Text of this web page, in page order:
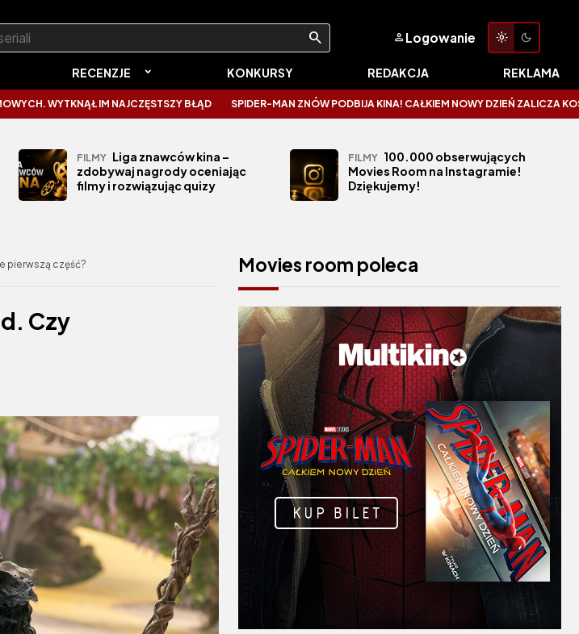
Logowanie
RECENZJE KONKURSY REDAKCJA REKLAMA
IM NAJCZĘSTSZY BŁĄD SPIDER-MAN ZNÓW PODBIJA KINA! CAŁKIEM NOWY DZIEŃ ZALICZA KOSMICZNE
FILMY Liga znawców kina –
zdobywaj nagrody oceniając
filmy i rozwiązując quizy
FILMY 100.000 obserwujących
Movies Room na Instagramie!
Dziękujemy!
pierwszą część?
Czy
Movies room poleca